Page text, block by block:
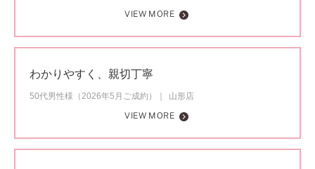
VIEW MORE
わかりやすく、親切丁寧
50代男性様（2026年5月ご成約）
山形店
VIEW MORE